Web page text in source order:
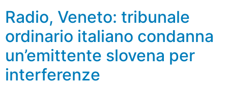
Radio, Veneto: tribunale
ordinario italiano condanna
un’emittente slovena per
interferenze